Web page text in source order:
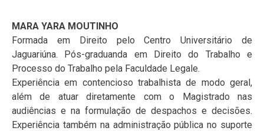
MARA YARA MOUTINHO
Formada em Direito pelo Centro Universitário de
Jaguariúna. Pós-graduanda em Direito do Trabalho e
Processo do Trabalho pela Faculdade Legale.
Experiência em contencioso trabalhista de modo geral,
além de atuar diretamente com o Magistrado nas
audiências e na formulação de despachos e decisões.
Experiência também na administração pública no suporte